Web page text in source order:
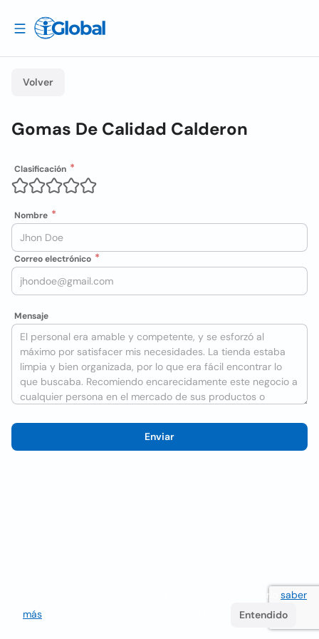
Volver
Gomas De Calidad Calderon
Clasificación
Nombre
Correo electrónico
Mensaje
Enviar
Utilizamos cookies para mejorar la experiencia del usuario saber
más
Entendido